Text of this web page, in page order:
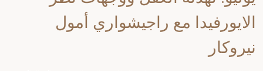
الايورفيدا مع راجيشواري أمول
نيروكار